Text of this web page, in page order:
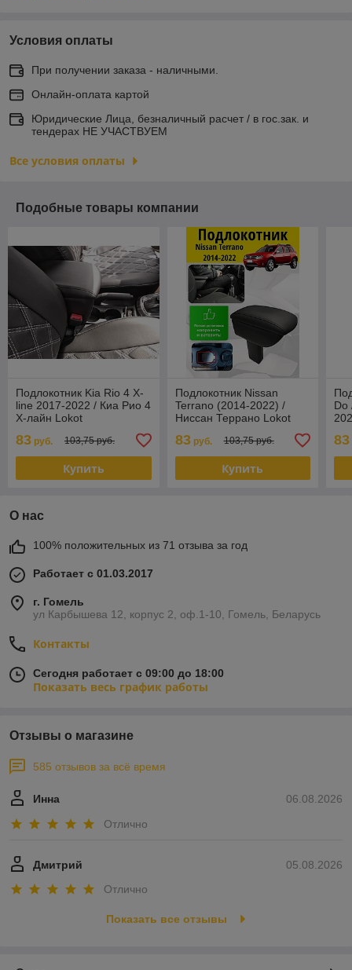
Условия оплаты
При получении заказа - наличными.
Онлайн-оплата картой
Юридические Лица, безналичный расчет / в гос.зак. и
тендерах НЕ УЧАСТВУЕМ
Все условия оплаты
Подобные товары компании
Подлокотник Kia Rio 4 X-
line 2017-2022 / Киа Рио 4
Х-лайн Lokot
83 руб. 103,75 руб.
Купить
Подлокотник Nissan
Terrano (2014-2022) /
Ниссан Террано Lokot
83руб. 103,75 руб.
Купить
Do
83
О нас
100% положительных из 71 отзыва за год
Работает с 01.03.2017
г. Гомель
ул Карбышева 12, корпус 2, оф.1-10, Гомель, Беларусь
Контакты
Сегодня работает с 09:00 до 18:00
Показать весь график работы
Отзывы о магазине
585 отзывов за всё время
06.08.2026
Инна
Отлично
05.08.2026
Дмитрий
Отлично
Показать все отзывы